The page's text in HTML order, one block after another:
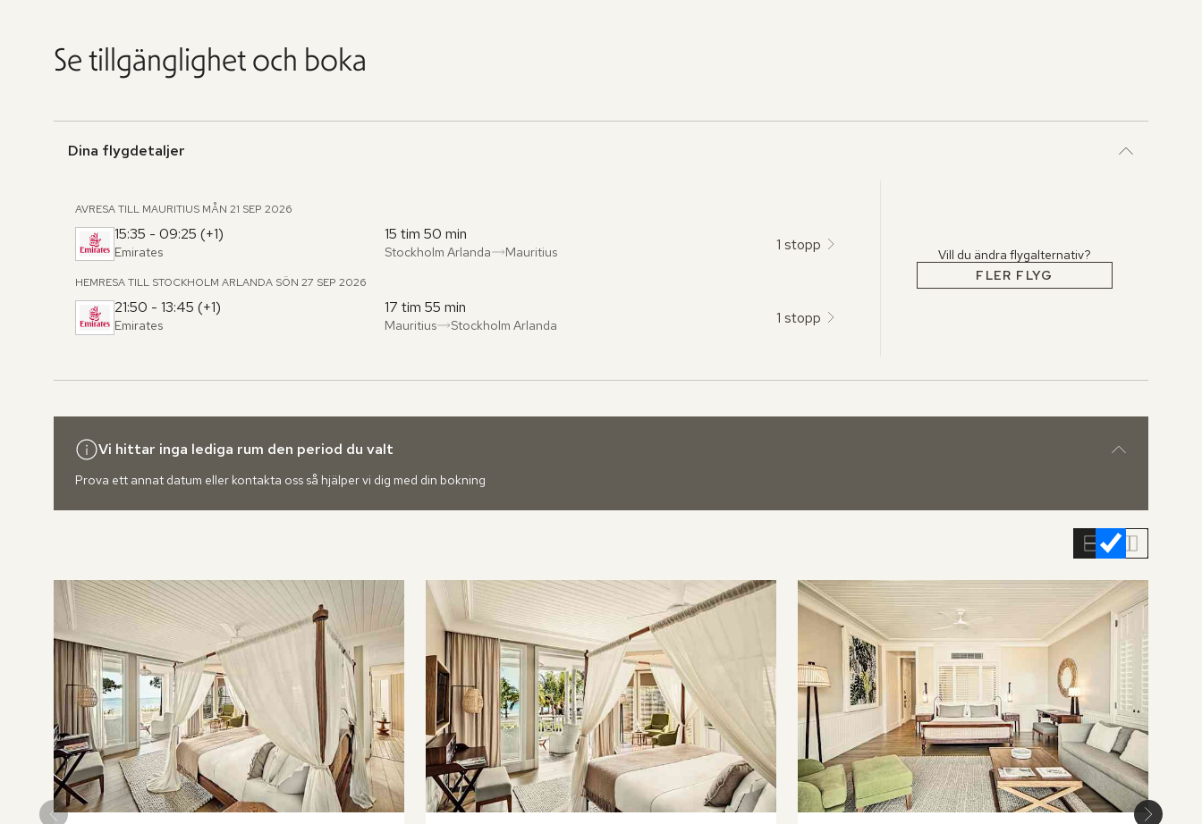
Se tillgänglighet och boka
Dina flygdetaljer
AVRESA TILL MAURITIUS MÅN 21 SEP 2026
15:35 - 09:25 (+1)
Emirates
15 tim 50 min
Från:
Stockholm Arlanda
,till: Mauritius 1 stopp
HEMRESA TILL STOCKHOLM ARLANDA SÖN 27 SEP 2026
21:50 - 13:45 (+1)
Emirates
17 tim 55 min
Från:
Mauritius
,till: Stockholm Arlanda 1 stopp
Vill du ändra flygalternativ?
FLER FLYG
Vi hittar inga lediga rum den period du valt
Prova ett annat datum eller kontakta oss så hjälper vi dig med din bokning
Hoppa